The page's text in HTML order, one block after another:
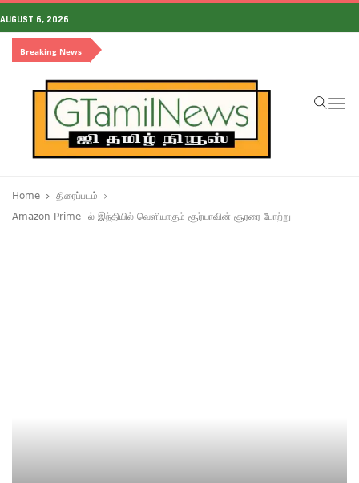
AUGUST 6, 2026
Breaking News
Home
திரைப்படம்
Amazon Prime -ல் இந்தியில் வெளியாகும் சூர்யாவின் சூரரை போற்று